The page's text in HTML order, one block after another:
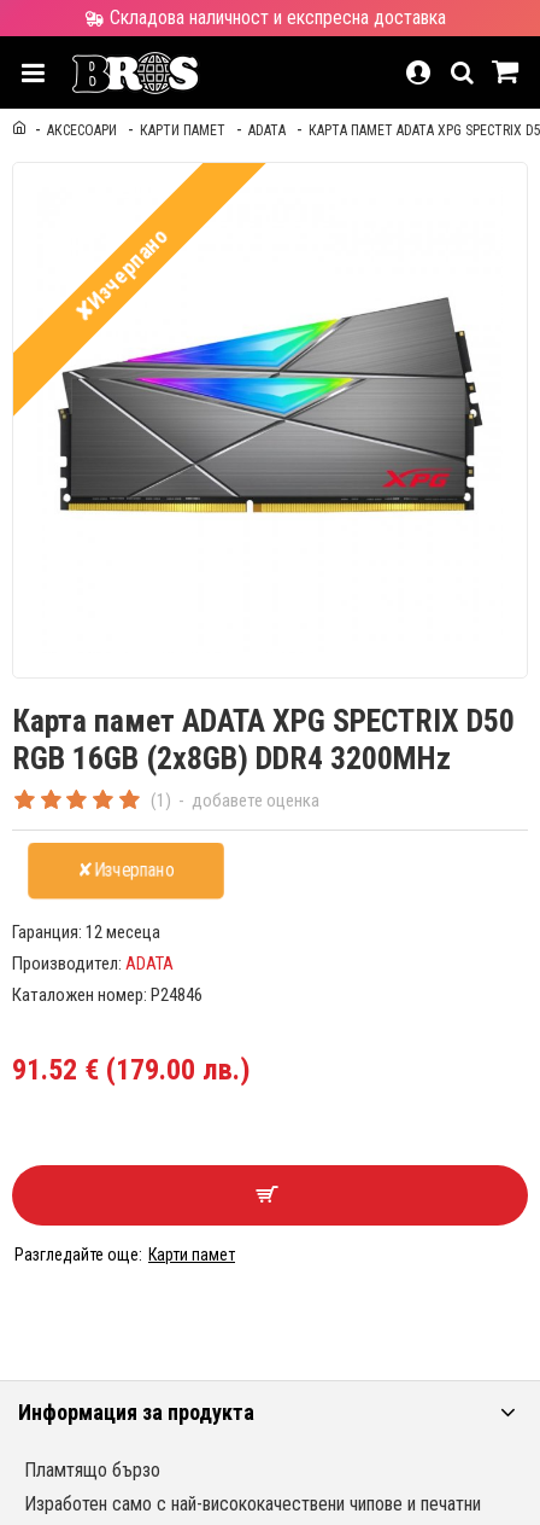
Складова наличност и експресна доставка
АКСЕСОАРИ КАРТИ ПАМЕТ ADATA КАРТА ПАМЕТ ADATA XPG SPECTRIX
✘Изчерпано
Карта памет ADATA XPG SPECTRIX D50
RGB 16GB (2x8GB) DDR4 3200MHz
(1) - добавете оценка
91.52 € (179.00 лв.)
✘Изчерпано
Гаранция: 12 месеца
Производител: ADATA
Каталожен номер: P24846
Разгледайте още: Карти памет
Информация за продукта
Пламтящо бързо
Изработен само с най-висококачествени чипове и печатни